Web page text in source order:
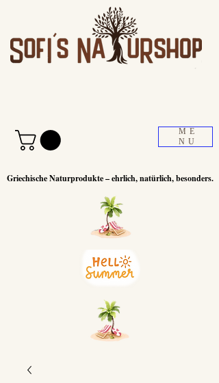
ME
NU
Griechische Naturprodukte – ehrlich, natürlich, besonders.